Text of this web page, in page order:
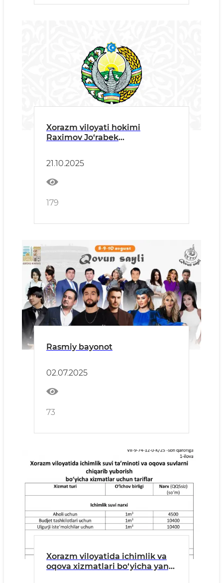
Xorazm viloyati hokimi
Raximov Jo‘rabek
xalqimizga yo‘llagan TABRIGI
21.10.2025
179
Rasmiy bayonot
02.07.2025
73
Xorazm viloyatida ichimlik va
oqova xizmatlari bo‘yicha yangi